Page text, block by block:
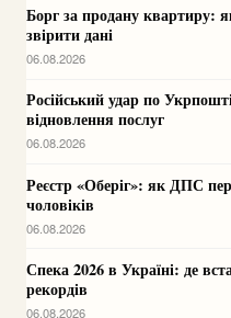
Борг за продану
звірити дані
06.08.2026
Російський удар по
відновлення послуг
06.08.2026
Реєстр «Оберіг»: як ДПС
чоловіків
06.08.2026
Спека 2026 в Україні: де
рекордів
06.08.2026